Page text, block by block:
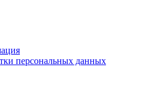
персональных данных